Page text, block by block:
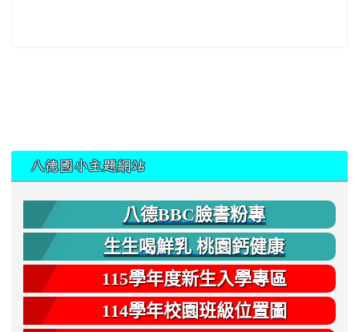
八德國小主題網站
八德BBC臉書粉專
生生喝鮮乳 桃園鈣健康
115學年度新生入學專區
114學年校園班級位置圖